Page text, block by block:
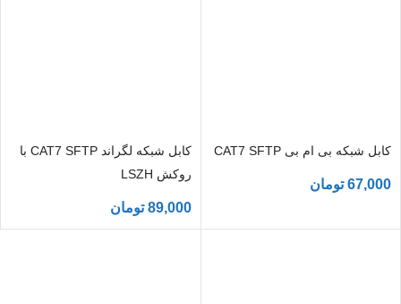
کابل شبکه بی ام بی CAT7 SFTP
67,000 تومان
کابل شبکه لگراند CAT7 SFTP با
روکش LSZH
89,000 تومان